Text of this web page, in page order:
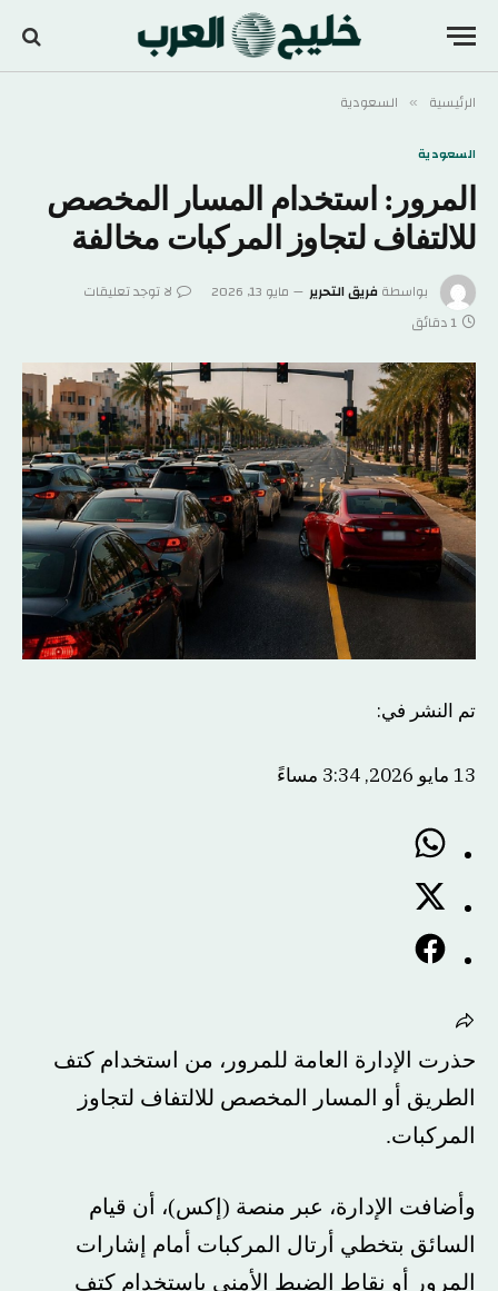
الرئيسية » السعودية
السعودية
المرور: استخدام المسار المخصص
للالتفاف لتجاوز المركبات مخالفة
بواسطةفريق التحرير مايو 13, 2026
لا توجد تعليقات
1 دقائق
تم النشر في:
13 مايو 2026, 3:34 مساءً
حذرت الإدارة العامة للمرور، من استخدام كتف
الطريق أو المسار المخصص للالتفاف لتجاوز
المركبات.
وأضافت الإدارة، عبر منصة (إكس)، أن قيام
السائق بتخطي أرتال المركبات أمام إشارات
المرور أو نقاط الضبط الأمني باستخدام كتف